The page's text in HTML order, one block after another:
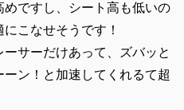
ですし、シート高も低いの
こなせそうです！
ーサーだけあって、ズバッと
ン！と加速してくれるて超